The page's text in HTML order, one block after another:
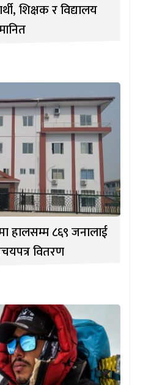
शिक्षक र विद्यालय
हालसम्म ८६९ जनालाई
वितरण